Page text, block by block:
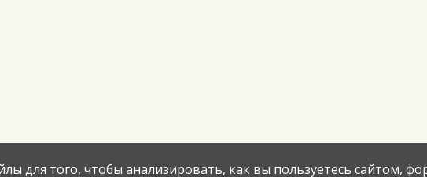
для того, чтобы анализировать, как вы пользуетесь сайтом,